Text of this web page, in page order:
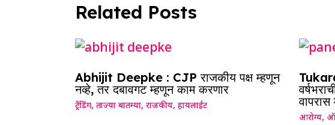
Related Posts
Abhijit Deepke : CJP राजकीय पक्ष म्हणून
नव्हे, तर दबावगट म्हणून काम करणार
ट्रेंडिंग, ताज्या बातम्या, राजकीय, हायलाईट
वापरास
आरोग्य,